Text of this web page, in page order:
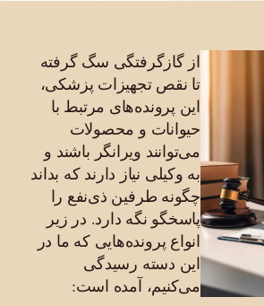
از گازگرفتگی سگ گرفته
تا نقص تجهیزات پزشکی،
این پرونده‌های مرتبط با
حیوانات و محصولات
می‌توانند ویرانگر باشند و
به وکیلی نیاز دارند که بداند
چگونه طرفین ذی‌نفع را
پاسخگو نگه دارد. در زیر
انواع پرونده‌هایی که ما در
این دسته رسیدگی
می‌کنیم، آمده است: